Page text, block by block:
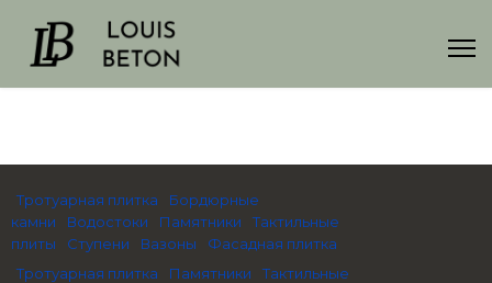
Тротуарная плитка
Бордюрные
камни
Водостоки Памятники
Тактильные
плиты
Ступени Вазоны
Фасадная плитка
Тротуарная плитка
Памятники
Тактильные